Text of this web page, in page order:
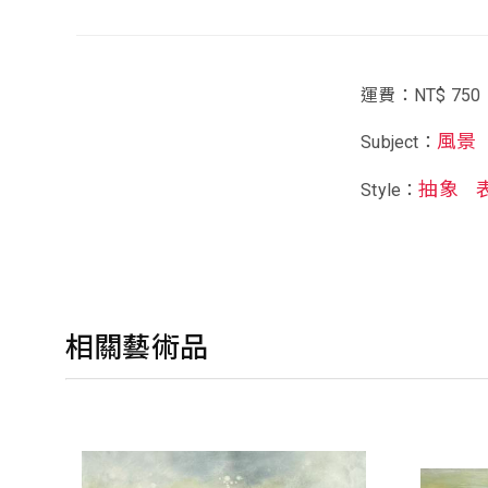
運費：NT$ 750
Subject： 風景
Style：抽象
相關藝術品